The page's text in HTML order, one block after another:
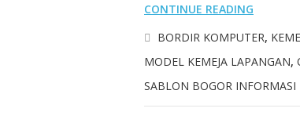
CONTINUE READING
BORDIR KOMPUTER,
MODEL KEMEJA LAPANGAN,
SABLON BOGOR INFORMASI